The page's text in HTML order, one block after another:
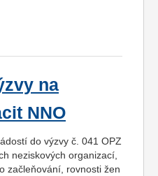
na
NNO
do výzvy č. 041 OPZ
neziskových organizací,
začleňování, rovnosti žen